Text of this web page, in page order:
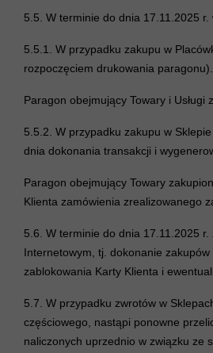
5.5. W terminie do dnia 17.11.2025
5.5.1. W przypadku zakupu w
rozpoczęciem drukowania
Paragon obejmujący Towary i
5.5.2. W przypadku zakupu w
dnia dokonania transakcji i
Paragon obejmujący Towary
Klienta zamówienia zrealizowanego
5.6. W terminie do dnia 17.11.2025
Internetowym, tj. dokonanie
zablokowania Karty Klienta i
5.7. W przypadku zwrotów w
częściowego, nastąpi ponowne
naliczonych uprzednio w związku ze